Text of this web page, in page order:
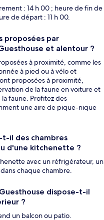
: 14 h 00 ; heure de fin de
de départ : 11 h 00.
proposées par
et alentour ?
à proximité, comme les
à pied ou à vélo et
proposées à proximité,
de la faune en voiture et
faune. Profitez des
une aire de pique-nique
il des chambres
d'une kitchenette ?
avec un réfrigérateur, un
chaque chambre.
dispose-t-il
?
un balcon ou patio.